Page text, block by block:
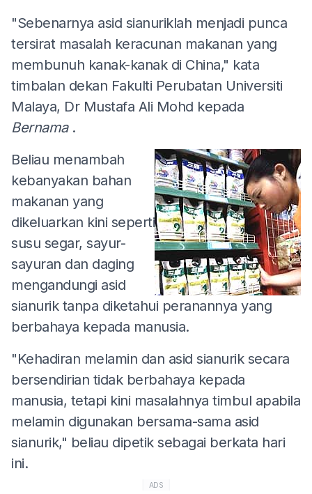
"Sebenarnya asid sianuriklah menjadi punca
tersirat masalah keracunan makanan yang
membunuh kanak-kanak di China," kata
timbalan dekan Fakulti Perubatan Universiti
Malaya, Dr Mustafa Ali Mohd kepada
Bernama .
Beliau menambah
kebanyakan bahan
makanan yang
dikeluarkan kini seperti
susu segar, sayur-
sayuran dan daging
mengandungi asid
sianurik tanpa diketahui peranannya yang
berbahaya kepada manusia.
"Kehadiran melamin dan asid sianurik secara
bersendirian tidak berbahaya kepada
manusia, tetapi kini masalahnya timbul apabila
melamin digunakan bersama-sama asid
sianurik," beliau dipetik sebagai berkata hari
ini.
ADS